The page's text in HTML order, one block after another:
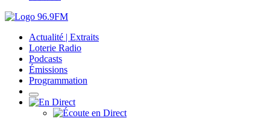
Actualité | Extraits
Loterie Radio
Podcasts
Émissions
Programmation